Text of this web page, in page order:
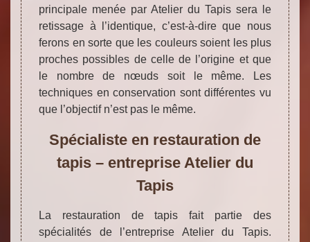
principale menée par Atelier du Tapis sera le
retissage à l’identique, c’est-à-dire que nous
ferons en sorte que les couleurs soient les plus
proches possibles de celle de l’origine et que
le nombre de nœuds soit le même. Les
techniques en conservation sont différentes vu
que l’objectif n’est pas le même.
Spécialiste en restauration de
tapis – entreprise Atelier du
Tapis
La restauration de tapis fait partie des
spécialités de l’entreprise Atelier du Tapis.